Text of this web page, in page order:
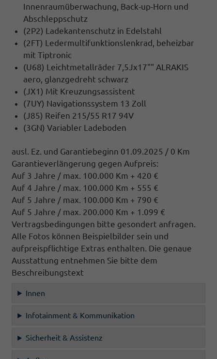
Innenraumüberwachung, Back-up-Horn und
Abschleppschutz
(2P2) Ladekantenschutz in Edelstahl
(2FT) Ledermultifunktionslenkrad, beheizbar
mit Tiptronic
(U68) Leichtmetallräder 7,5Jx17"" ALRAKIS
aero, glanzgedreht schwarz
(JX1) Mit Kreuzungsassistent
(7UY) Navigationssystem 13 Zoll
(J85) Reifen 215/55 R17 94V
(3GN) Variabler Ladeboden
ausl. Ez. und Garantiebeginn 01.09.2025 / 0 Km
Garantieverlängerung gegen Aufpreis:
Auf 3 Jahre / max. 100.000 Km + 420 €
Auf 4 Jahre / max. 100.000 Km + 555 €
Auf 5 Jahre / max. 100.000 Km + 790 €
Auf 5 Jahre / max. 200.000 Km + 1.099 €
Vertragsbedingungen bitte gesondert anfragen.
Alle Fotos können Beispielbilder sein und
aufpreispflichtige Extras enthalten. Die genaue
Ausstattung entnehmen Sie bitte dem
Beschreibungstext
Innen
Infotainment & Kommunikation
Sicherheit & Assistenz